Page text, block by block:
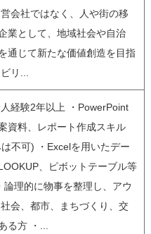
会社ではなく、人や街の移
業として、地域社会や自治
通じて新たな価値創造を目指
リ...
人経験2年以上 ・PowerPoint
資料、レポート作成スキル
不可) ・Excelを用いたデー
、ピボットテーブル等
理的に物事を整理し、アウ
会、都市、まちづくり、交
る方 ・...